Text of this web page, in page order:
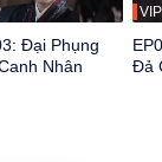
Đại Phụng
Nhân
VIP
Đả